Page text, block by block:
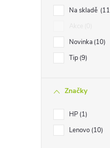
Na skladě 11
Novinka 10
Tip 9
Značky
HP 1
Lenovo 10